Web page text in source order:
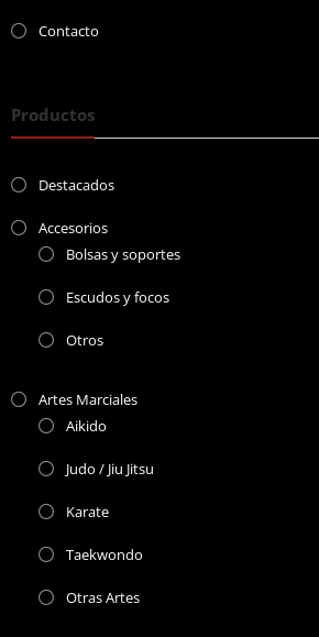
Contacto
Productos
Destacados
Accesorios
Bolsas y soportes
Escudos y focos
Otros
Artes Marciales
Aikido
Judo / Jiu Jitsu
Karate
Taekwondo
Otras Artes